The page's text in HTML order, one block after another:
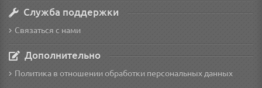
Служба поддержки
Связаться с нами
Дополнительно
Политика в отношении обработки персональных данных